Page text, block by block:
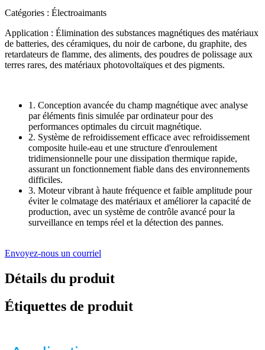
Catégories : Électroaimants
Application : Élimination des substances magnétiques des matériaux
de batteries, des céramiques, du noir de carbone, du graphite, des
retardateurs de flamme, des aliments, des poudres de polissage aux
terres rares, des matériaux photovoltaïques et des pigments.
1. Conception avancée du champ magnétique avec analyse
par éléments finis simulée par ordinateur pour des
performances optimales du circuit magnétique.
2. Système de refroidissement efficace avec refroidissement
composite huile-eau et une structure d'enroulement
tridimensionnelle pour une dissipation thermique rapide,
assurant un fonctionnement fiable dans des environnements
difficiles.
3. Moteur vibrant à haute fréquence et faible amplitude pour
éviter le colmatage des matériaux et améliorer la capacité de
production, avec un système de contrôle avancé pour la
surveillance en temps réel et la détection des pannes.
Envoyez-nous un courriel
Détails du produit
Étiquettes de produit